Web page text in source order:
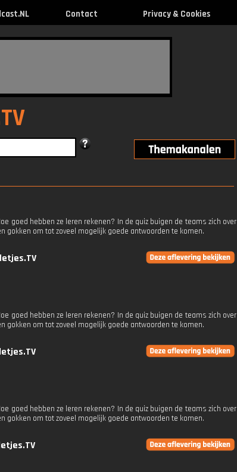
Contact Privacy & Cookies
goed hebben ze leren rekenen? In de quiz buigen de teams zich over
gokken om tot zoveel mogelijk goede antwoorden te komen.
goed hebben ze leren rekenen? In de quiz buigen de teams zich over
gokken om tot zoveel mogelijk goede antwoorden te komen.
goed hebben ze leren rekenen? In de quiz buigen de teams zich over
gokken om tot zoveel mogelijk goede antwoorden te komen.